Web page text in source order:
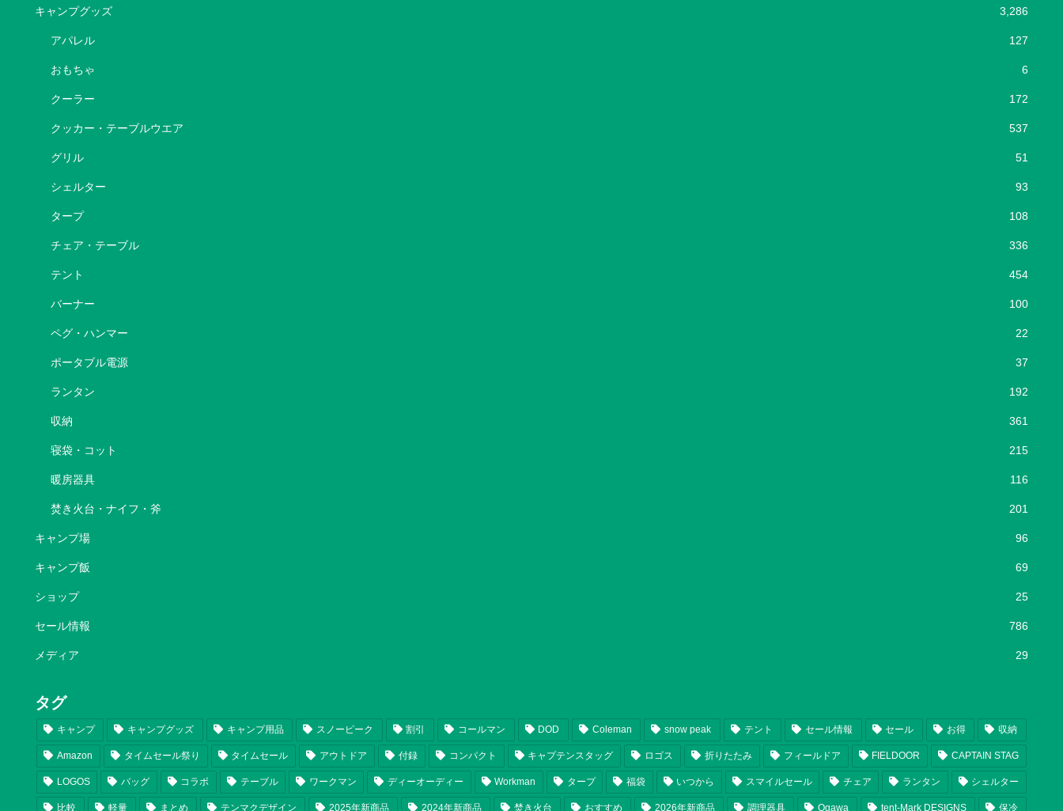
キャンプグッズ 3,286
アパレル 127
おもちゃ 6
クーラー 172
クッカー・テーブルウエア 537
グリル 51
シェルター 93
タープ 108
チェア・テーブル 336
テント 454
バーナー 100
ペグ・ハンマー 22
ポータブル電源 37
ランタン 192
収納 361
寝袋・コット 215
暖房器具 116
焚き火台・ナイフ・斧 201
キャンプ場 96
キャンプ飯 69
ショップ 25
セール情報 786
メディア 29
タグ
キャンプ キャンプグッズ キャンプ用品 スノーピーク 割引 コールマン DOD Coleman snow peak テント セール情報 セール お得 収納
Amazon タイムセール祭り タイムセール アウトドア 付録 コンパクト キャプテンスタッグ ロゴス 折りたたみ フィールドア FIELDOOR CAPTAIN STAG
LOGOS バッグ コラボ テーブル ワークマン ディーオーディー Workman タープ 福袋 いつから スマイルセール チェア ランタン シェルター
比較 軽量 まとめ テンマクデザイン 2025年新商品 2024年新商品 焚き火台 おすすめ 2026年新商品 調理器具 Ogawa tent-Mark DESIGNS 保冷